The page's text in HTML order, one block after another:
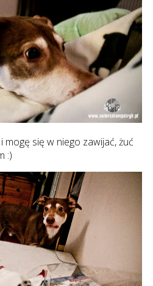
mogę się w niego zawijać, żuć
:)